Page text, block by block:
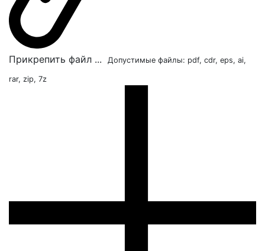
Прикрепить файл ... Допустимые файлы: pdf, cdr, eps, ai,
rar, zip, 7z